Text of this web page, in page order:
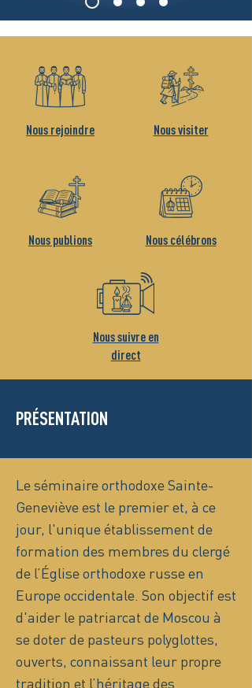
Nous rejoindre
Nous publions
Nous visiter
Nous célébrons
Nous suivre en
direct
PRÉSENTATION
Le séminaire orthodoxe Sainte-
Geneviève est le premier et, à ce
jour, l'unique établissement de
formation des membres du clergé
de l’Église orthodoxe russe en
Europe occidentale. Son objectif est
d'aider le patriarcat de Moscou à
se doter de pasteurs polyglottes,
ouverts, connaissant leur propre
tradition et l’héritage des